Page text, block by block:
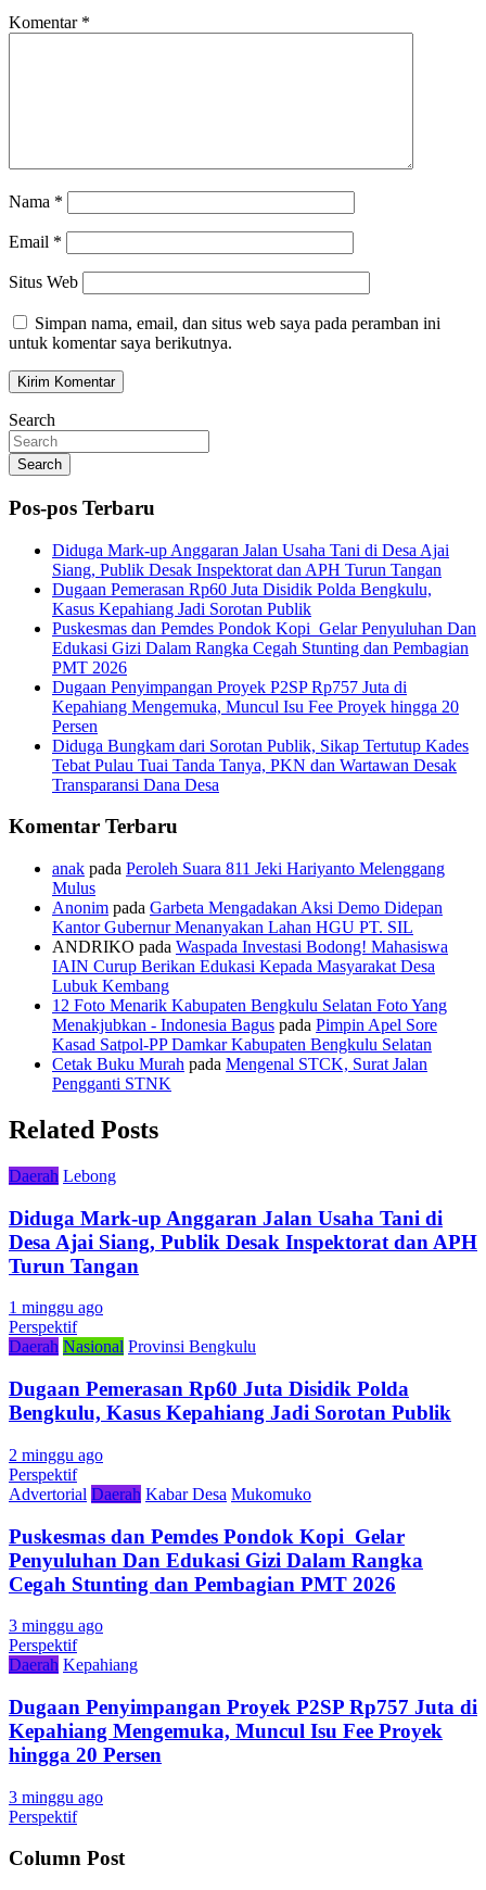
Komentar *
Nama *
Email *
Situs Web
Simpan nama, email, dan situs web saya pada peramban ini
untuk komentar saya berikutnya.
Search
Search
Pos-pos Terbaru
Diduga Mark-up Anggaran Jalan Usaha Tani di Desa Ajai
Siang, Publik Desak Inspektorat dan APH Turun Tangan
Dugaan Pemerasan Rp60 Juta Disidik Polda Bengkulu,
Kasus Kepahiang Jadi Sorotan Publik
Puskesmas dan Pemdes Pondok Kopi Gelar Penyuluhan Dan
Edukasi Gizi Dalam Rangka Cegah Stunting dan Pembagian
PMT 2026
Dugaan Penyimpangan Proyek P2SP Rp757 Juta di
Kepahiang Mengemuka, Muncul Isu Fee Proyek hingga 20
Persen
Diduga Bungkam dari Sorotan Publik, Sikap Tertutup Kades
Tebat Pulau Tuai Tanda Tanya, PKN dan Wartawan Desak
Transparansi Dana Desa
Komentar Terbaru
anak pada Peroleh Suara 811 Jeki Hariyanto Melenggang
Mulus
Anonim pada Garbeta Mengadakan Aksi Demo Didepan
Kantor Gubernur Menanyakan Lahan HGU PT. SIL
ANDRIKO pada Waspada Investasi Bodong! Mahasiswa
IAIN Curup Berikan Edukasi Kepada Masyarakat Desa
Lubuk Kembang
12 Foto Menarik Kabupaten Bengkulu Selatan Foto Yang
Menakjubkan - Indonesia Bagus pada Pimpin Apel Sore
Kasad Satpol-PP Damkar Kabupaten Bengkulu Selatan
Cetak Buku Murah pada Mengenal STCK, Surat Jalan
Pengganti STNK
Related Posts
Daerah Lebong
Diduga Mark-up Anggaran Jalan Usaha Tani di
Desa Ajai Siang, Publik Desak Inspektorat dan APH
Turun Tangan
1 minggu ago
Perspektif
Daerah Nasional Provinsi Bengkulu
Dugaan Pemerasan Rp60 Juta Disidik Polda
Bengkulu, Kasus Kepahiang Jadi Sorotan Publik
2 minggu ago
Perspektif
Advertorial Daerah Kabar Desa Mukomuko
Puskesmas dan Pemdes Pondok Kopi Gelar
Penyuluhan Dan Edukasi Gizi Dalam Rangka
Cegah Stunting dan Pembagian PMT 2026
3 minggu ago
Perspektif
Daerah Kepahiang
Dugaan Penyimpangan Proyek P2SP Rp757 Juta di
Kepahiang Mengemuka, Muncul Isu Fee Proyek
hingga 20 Persen
3 minggu ago
Perspektif
Column Post